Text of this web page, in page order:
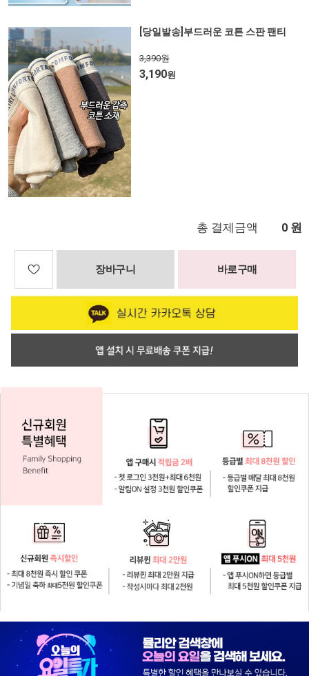
[당일발송]부드러운 코튼 스판 팬티
3,390원
3,190원
총 결제금액 0 원
장바구니 바로구매